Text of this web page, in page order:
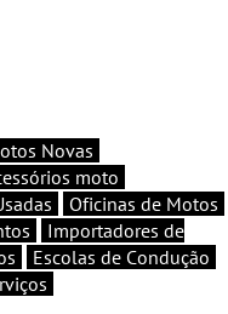
Novas
moto
Oficinas de Motos
Importadores de
Escolas de Condução